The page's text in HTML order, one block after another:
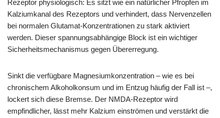
Rezeptor physiologisch: Es sitzt wie ein natürlicher Pfropfen im
Kalziumkanal des Rezeptors und verhindert, dass Nervenzellen
bei normalen Glutamat-Konzentrationen zu stark aktiviert
werden. Dieser spannungsabhängige Block ist ein wichtiger
Sicherheitsmechanismus gegen Übererregung.
Sinkt die verfügbare Magnesiumkonzentration – wie es bei
chronischem Alkoholkonsum und im Entzug häufig der Fall ist –,
lockert sich diese Bremse. Der NMDA-Rezeptor wird
empfindlicher, lässt mehr Kalzium einströmen und verstärkt die